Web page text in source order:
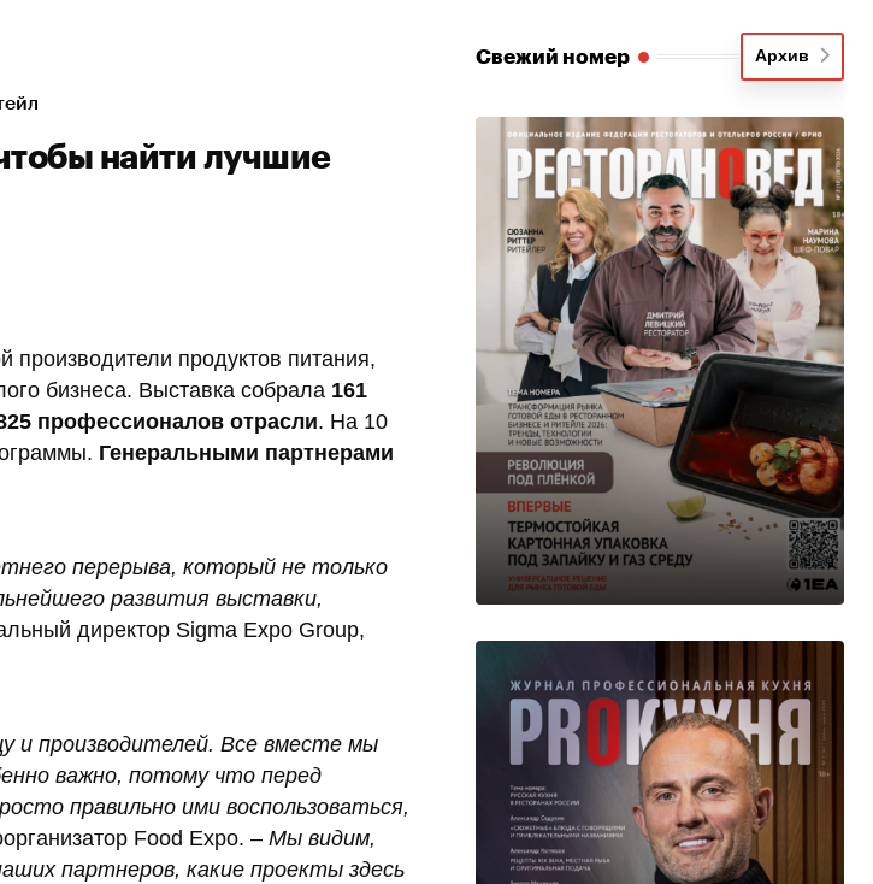
найти лучшие
производители продуктов питания,
бизнеса. Выставка собрала 161
профессионалов отрасли. На 10
Генеральными партнерами
перерыва, который не только
развития выставки,
директор Sigma Expo Group,
и производителей. Все вместе мы
важно, потому что перед
правильно ими воспользоваться,
Food Expo. – Мы видим,
партнеров, какие проекты здесь
Свежий номер Архив